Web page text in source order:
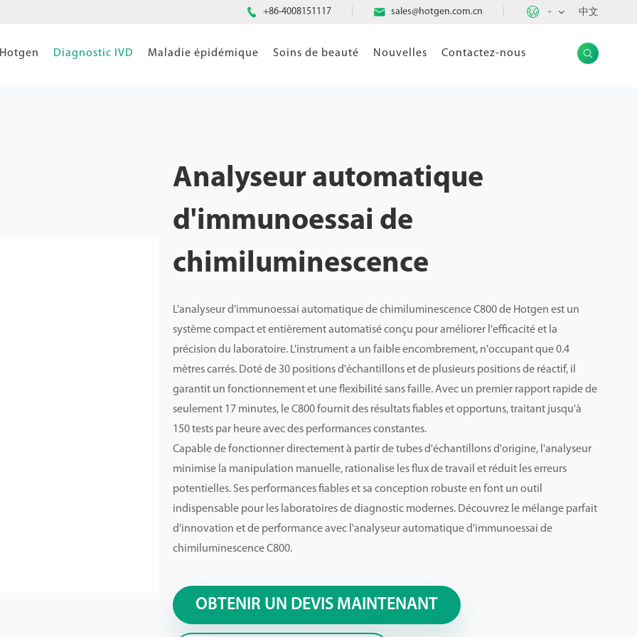
 +86-4008151117  sales@hotgen.com.cn  中文
Diagnostic IVD Maladie épidémique Soins de beauté Nouvelles Contactez-nous 
Analyseur automatique
d'immunoessai de
chimiluminescence
L'analyseur d'immunoessai automatique de chimiluminescence C800 de Hotgen est un
système compact et entièrement automatisé conçu pour améliorer l'efficacité et la
précision du laboratoire. L'instrument a un faible encombrement, n'occupant que 0.4
mètres carrés. Doté de 30 positions d'échantillons et de plusieurs positions de réactif, il
garantit un fonctionnement et une flexibilité sans faille. Avec un premier rapport rapide de
seulement 17 minutes, le C800 fournit des résultats fiables et opportuns, traitant jusqu'à
150 tests par heure avec des performances constantes.
Capable de fonctionner directement à partir de tubes d'échantillons d'origine, l'analyseur
minimise la manipulation manuelle, rationalise les flux de travail et réduit les erreurs
potentielles. Ses performances fiables et sa conception robuste en font un outil
indispensable pour les laboratoires de diagnostic modernes. Découvrez le mélange parfait
d'innovation et de performance avec l'analyseur automatique d'immunoessai de
chimiluminescence C800.
OBTENIR UN DEVIS MAINTENANT